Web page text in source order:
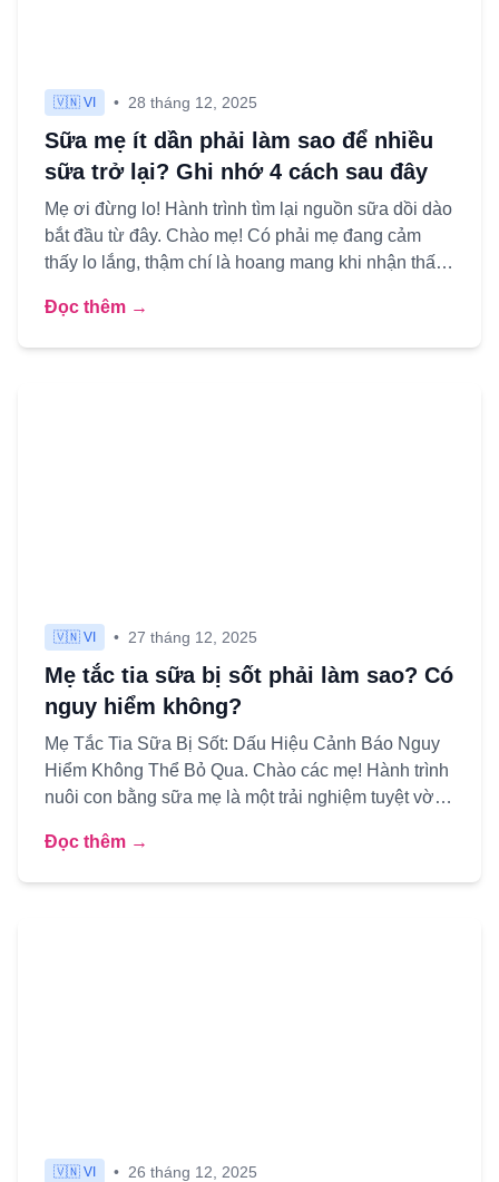
🇻🇳 VI • 28 tháng 12, 2025
Sữa mẹ ít dần phải làm sao để nhiều
sữa trở lại? Ghi nhớ 4 cách sau đây
Mẹ ơi đừng lo! Hành trình tìm lại nguồn sữa dồi dào
bắt đầu từ đây. Chào mẹ! Có phải mẹ đang cảm
thấy lo lắng, thậm chí là hoang mang khi nhận thấy
Đọc thêm →
🇻🇳 VI • 27 tháng 12, 2025
Mẹ tắc tia sữa bị sốt phải làm sao? Có
nguy hiểm không?
Mẹ Tắc Tia Sữa Bị Sốt: Dấu Hiệu Cảnh Báo Nguy
Hiểm Không Thể Bỏ Qua. Chào các mẹ! Hành trình
nuôi con bằng sữa mẹ là một trải nghiệm tuyệt vời
Đọc thêm →
🇻🇳 VI • 26 tháng 12, 2025